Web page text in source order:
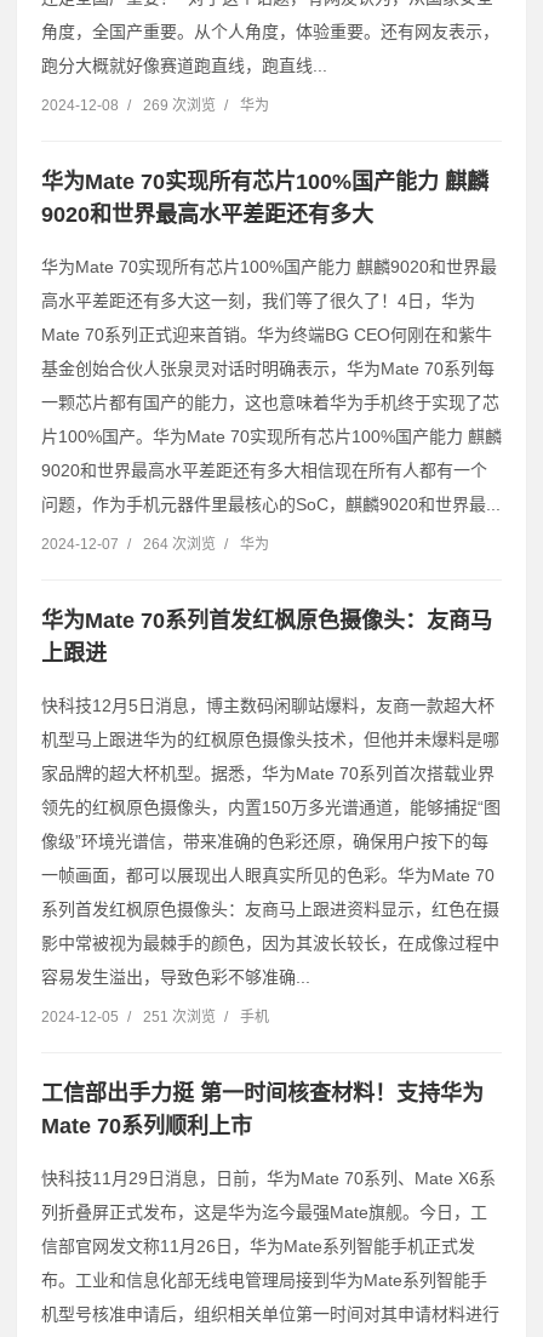
角度，全国产重要。从个人角度，体验重要。还有网友表示，
跑分大概就好像赛道跑直线，跑直线...
2024-12-08 / 269 次浏览 / 华为
华为Mate 70实现所有芯片100%国产能力 麒麟
9020和世界最高水平差距还有多大
华为Mate 70实现所有芯片100%国产能力 麒麟9020和世界最
高水平差距还有多大这一刻，我们等了很久了！4日，华为
Mate 70系列正式迎来首销。华为终端BG CEO何刚在和紫牛
基金创始合伙人张泉灵对话时明确表示，华为Mate 70系列每
一颗芯片都有国产的能力，这也意味着华为手机终于实现了芯
片100%国产。华为Mate 70实现所有芯片100%国产能力 麒麟
9020和世界最高水平差距还有多大相信现在所有人都有一个
问题，作为手机元器件里最核心的SoC，麒麟9020和世界最...
2024-12-07 / 264 次浏览 / 华为
华为Mate 70系列首发红枫原色摄像头：友商马
上跟进
快科技12月5日消息，博主数码闲聊站爆料，友商一款超大杯
机型马上跟进华为的红枫原色摄像头技术，但他并未爆料是哪
家品牌的超大杯机型。据悉，华为Mate 70系列首次搭载业界
领先的红枫原色摄像头，内置150万多光谱通道，能够捕捉“图
像级”环境光谱信，带来准确的色彩还原，确保用户按下的每
一帧画面，都可以展现出人眼真实所见的色彩。华为Mate 70
系列首发红枫原色摄像头：友商马上跟进资料显示，红色在摄
影中常被视为最棘手的颜色，因为其波长较长，在成像过程中
容易发生溢出，导致色彩不够准确...
2024-12-05 / 251 次浏览 / 手机
工信部出手力挺 第一时间核查材料！支持华为
Mate 70系列顺利上市
快科技11月29日消息，日前，华为Mate 70系列、Mate X6系
列折叠屏正式发布，这是华为迄今最强Mate旗舰。今日，工
信部官网发文称11月26日，华为Mate系列智能手机正式发
布。工业和信息化部无线电管理局接到华为Mate系列智能手
机型号核准申请后，组织相关单位第一时间对其申请材料进行